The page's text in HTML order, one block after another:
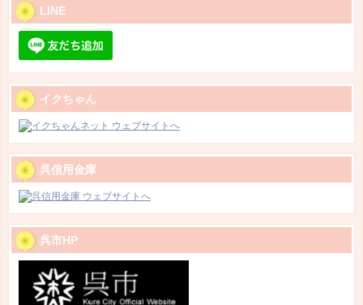
LINE
イクちゃん
呉信用金庫
呉市HP